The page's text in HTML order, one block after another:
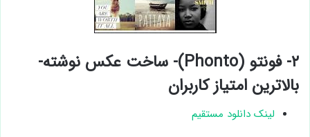
۲- فونتو (Phonto)- ساخت عکس نوشته-
بالاترین امتیاز کاربران
لینک دانلود مستقیم